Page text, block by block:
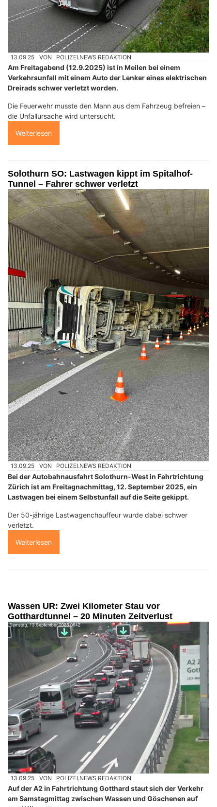
13.09.25 VON POLIZEI.NEWS REDAKTION
Am Freitagabend (12.9.2025) ist in Meilen bei einem
Verkehrsunfall mit einem Auto der Lenker eines elektrischen
Dreirads schwer verletzt worden.
Die Feuerwehr musste den Mann aus dem Fahrzeug befreien –
die Unfallursache wird untersucht.
Weiterlesen
Solothurn SO: Lastwagen kippt im Spitalhof-
Tunnel – Fahrer schwer verletzt
13.09.25 VON POLIZEI.NEWS REDAKTION
Bei der Autobahnausfahrt Solothurn-West in Fahrtrichtung
Zürich ist am Freitagnachmittag, 12. September 2025, ein
Lastwagen bei einem Selbstunfall auf die Seite gekippt.
Der 50-jährige Lastwagenchauffeur wurde dabei schwer
verletzt.
Weiterlesen
Wassen UR: Zwei Kilometer Stau vor
Gotthardtunnel – 20 Minuten Zeitverlust
13.09.25 VON POLIZEI.NEWS REDAKTION
Auf der A2 in Fahrtrichtung Gotthard staut sich der Verkehr
am Samstagmittag zwischen Wassen und Göschenen auf